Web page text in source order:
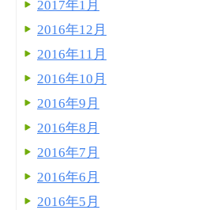
2017年1月
2016年12月
2016年11月
2016年10月
2016年9月
2016年8月
2016年7月
2016年6月
2016年5月